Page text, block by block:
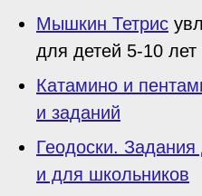
Мышкин Тетрис
для детей 5-10 лет
Катамино и
и заданий
Геодоски.
и для школьников